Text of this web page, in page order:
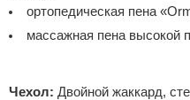
ортопедическая пена
массажная пена высокой
Чехол: Двойной жаккард,